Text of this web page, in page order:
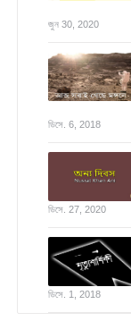
জুন 30, 2020
ডিসে. 6, 2018
ডিসে. 27, 2020
ডিসে. 1, 2018